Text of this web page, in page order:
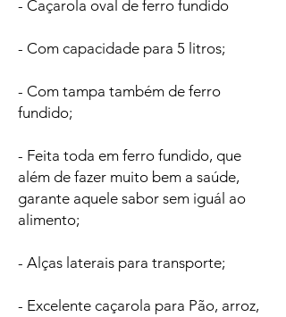
- Caçarola oval de ferro fundido
- Com capacidade para 5 litros;
- Com tampa também de ferro
fundido;
- Feita toda em ferro fundido, que
além de fazer muito bem a saúde,
garante aquele sabor sem iguál ao
alimento;
- Alças laterais para transporte;
- Excelente caçarola para Pão, arroz,